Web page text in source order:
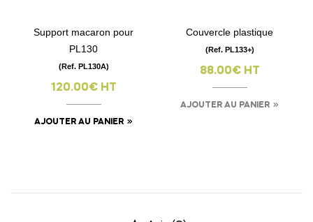
Support macaron pour
PL130
(Ref. PL130A)
120.00€ HT
AJOUTER AU PANIER
Couvercle plastique
(Ref. PL133+)
88.00€ HT
AJOUTER AU PANIER